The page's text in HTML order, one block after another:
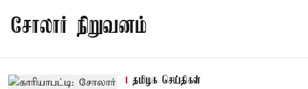
சோலார் நிறுவனம்
தமிழக செய்திகள்